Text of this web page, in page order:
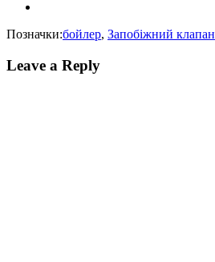
Позначки:бойлер, Запобіжний клапан
Leave a Reply